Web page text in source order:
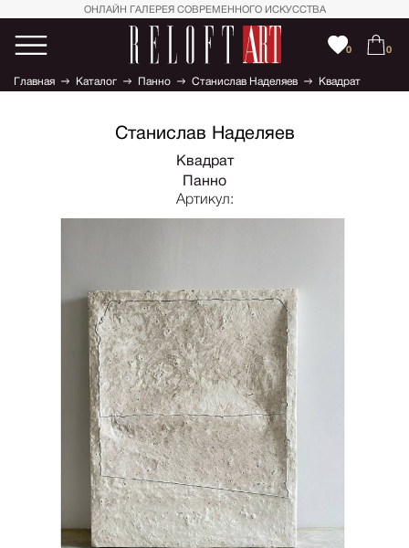
ОНЛАЙН ГАЛЕРЕЯ СОВРЕМЕННОГО ИСКУССТВА
0 0
Главная Каталог Панно Станислав Наделяев Квадрат
Станислав Наделяев
Квадрат
Панно
Артикул: